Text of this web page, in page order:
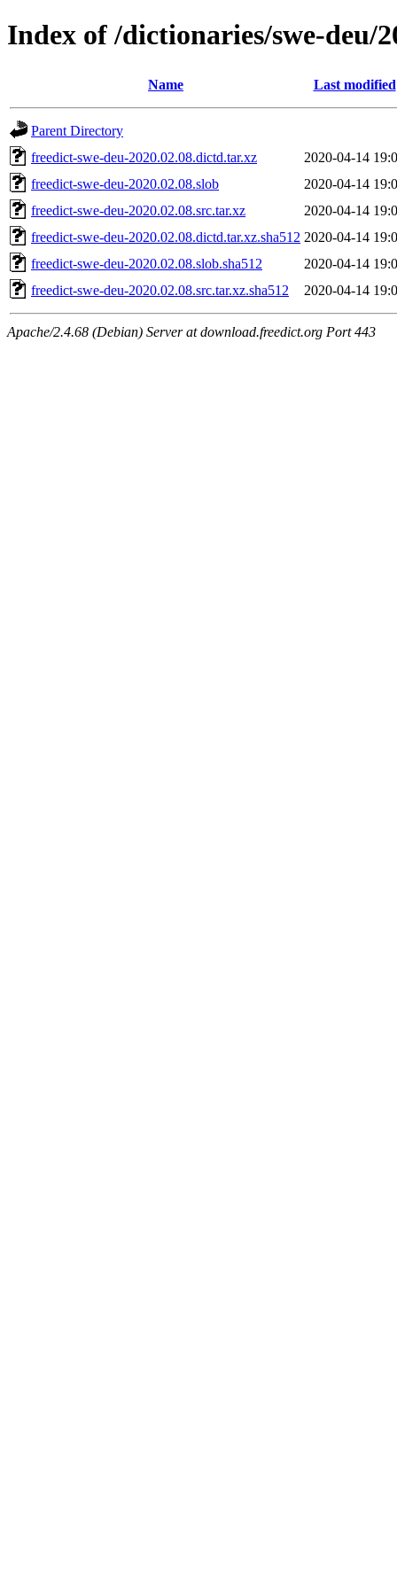
Index of /dictionaries/swe-deu/
Name Last modified
Parent Directory
freedict-swe-deu-2020.02.08.dictd.tar.xz
2020-04-14
freedict-swe-deu-2020.02.08.slob
2020-04-14
freedict-swe-deu-2020.02.08.src.tar.xz
2020-04-14
freedict-swe-deu-2020.02.08.dictd.tar.xz.sha512 2020-04-14
freedict-swe-deu-2020.02.08.slob.sha512
2020-04-14
freedict-swe-deu-2020.02.08.src.tar.xz.sha512
2020-04-14
Apache/2.4.68 (Debian) Server at download.freedict.org Port 443